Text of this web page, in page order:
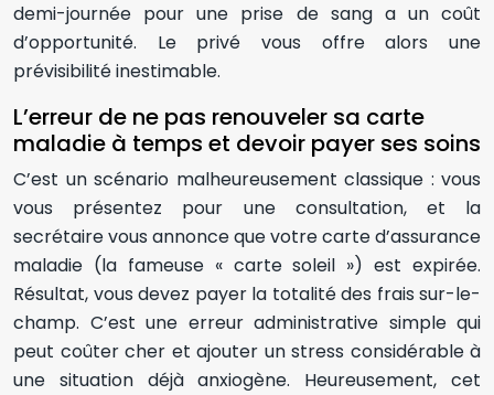
demi-journée pour une prise de sang a un coût
d’opportunité. Le privé vous offre alors une
prévisibilité inestimable.
L’erreur de ne pas renouveler sa carte
maladie à temps et devoir payer ses soins
C’est un scénario malheureusement classique : vous
vous présentez pour une consultation, et la
secrétaire vous annonce que votre carte d’assurance
maladie (la fameuse « carte soleil ») est expirée.
Résultat, vous devez payer la totalité des frais sur-le-
champ. C’est une erreur administrative simple qui
peut coûter cher et ajouter un stress considérable à
une situation déjà anxiogène. Heureusement, cet